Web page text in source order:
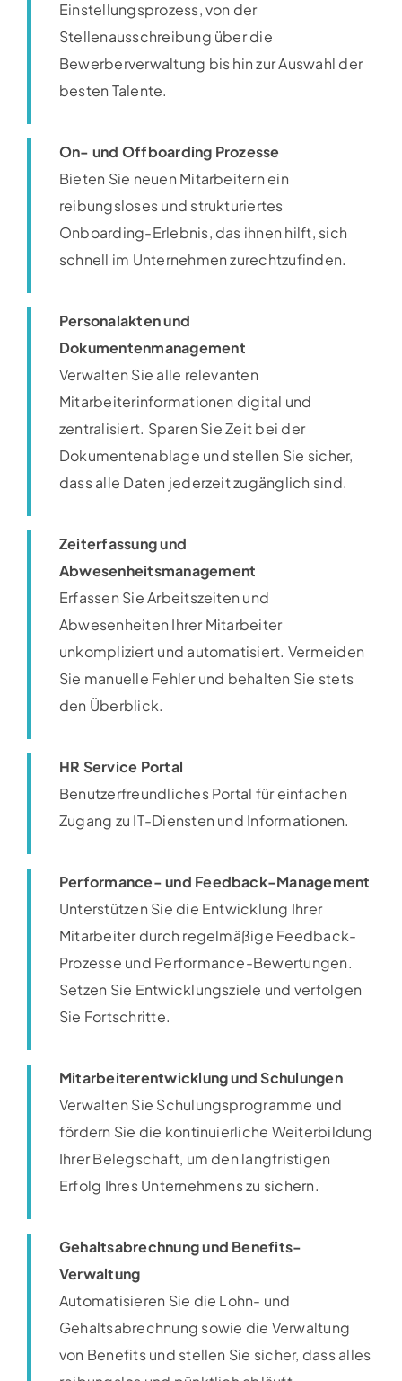
Einstellungsprozess, von der
Stellenausschreibung über die
Bewerberverwaltung bis hin zur Auswahl der
besten Talente.
On- und Offboarding Prozesse
Bieten Sie neuen Mitarbeitern ein
reibungsloses und strukturiertes
Onboarding-Erlebnis, das ihnen hilft, sich
schnell im Unternehmen zurechtzufinden.
Personalakten und
Dokumentenmanagement
Verwalten Sie alle relevanten
Mitarbeiterinformationen digital und
zentralisiert. Sparen Sie Zeit bei der
Dokumentenablage und stellen Sie sicher,
dass alle Daten jederzeit zugänglich sind.
Zeiterfassung und
Abwesenheitsmanagement
Erfassen Sie Arbeitszeiten und
Abwesenheiten Ihrer Mitarbeiter
unkompliziert und automatisiert. Vermeiden
Sie manuelle Fehler und behalten Sie stets
den Überblick.
HR Service Portal
Benutzerfreundliches Portal für einfachen
Zugang zu IT-Diensten und Informationen.​
Performance- und Feedback-Management
Unterstützen Sie die Entwicklung Ihrer
Mitarbeiter durch regelmäßige Feedback-
Prozesse und Performance-Bewertungen.
Setzen Sie Entwicklungsziele und verfolgen
Sie Fortschritte.
Mitarbeiterentwicklung und Schulungen
Verwalten Sie Schulungsprogramme und
fördern Sie die kontinuierliche Weiterbildung
Ihrer Belegschaft, um den langfristigen
Erfolg Ihres Unternehmens zu sichern.
Gehaltsabrechnung und Benefits-
Verwaltung
Automatisieren Sie die Lohn- und
Gehaltsabrechnung sowie die Verwaltung
von Benefits und stellen Sie sicher, dass alles